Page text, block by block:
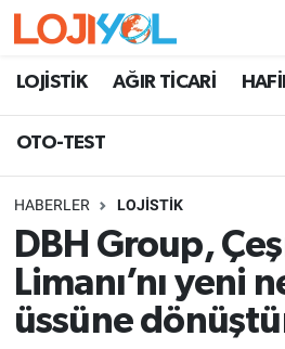
LOJİSTİK AĞIR TİCARİ
OTO-TEST
HABERLER LOJİSTİK
DBH Group,
Limanı’nı yeni
üssüne
OTO-TEST